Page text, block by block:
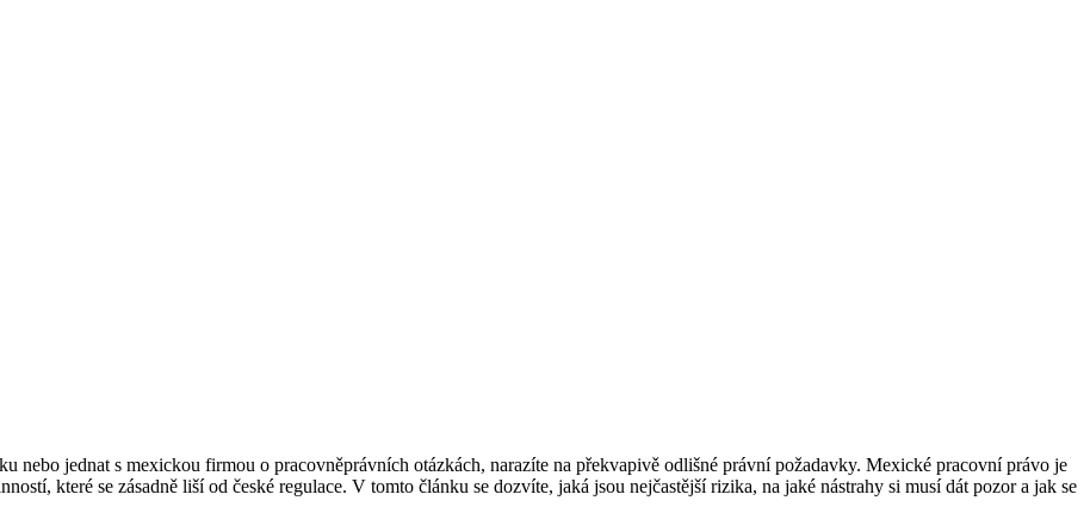
nebo jednat s mexickou firmou o pracovněprávních otázkách, narazíte na překvapivě odlišné právní požadavky. Mexické pracovní právo je
které se zásadně liší od české regulace. V tomto článku se dozvíte, jaká jsou nejčastější rizika, na jaké nástrahy si musí dát pozor a jak se